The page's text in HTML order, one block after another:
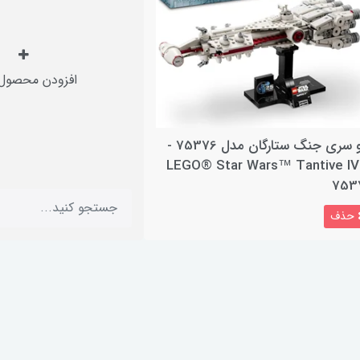
لگو سری جنگ ستارگان مدل 75376 -
LEGO® Star Wars™ Tantive
حذف
افزودن